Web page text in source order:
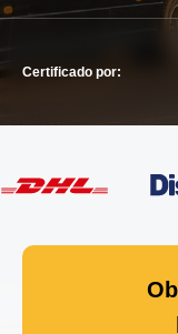
Certificado por: